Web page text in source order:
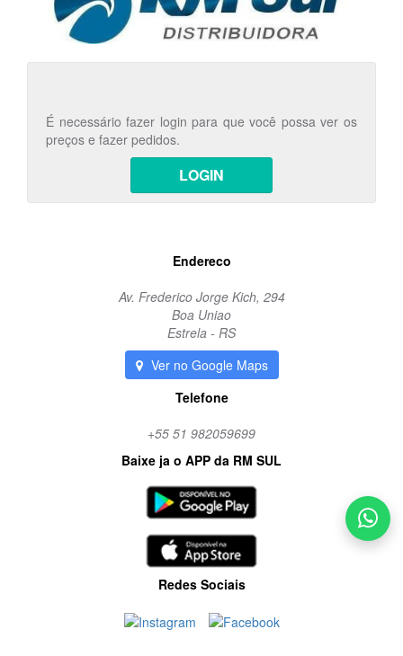
É necessário fazer login para que você possa ver os
preços e fazer pedidos.
LOGIN
Endereco
Av. Frederico Jorge Kich, 294
Boa Uniao
Estrela - RS
Ver no Google Maps
Telefone
+55 51 982059699
Baixe ja o APP da RM SUL
Redes Sociais